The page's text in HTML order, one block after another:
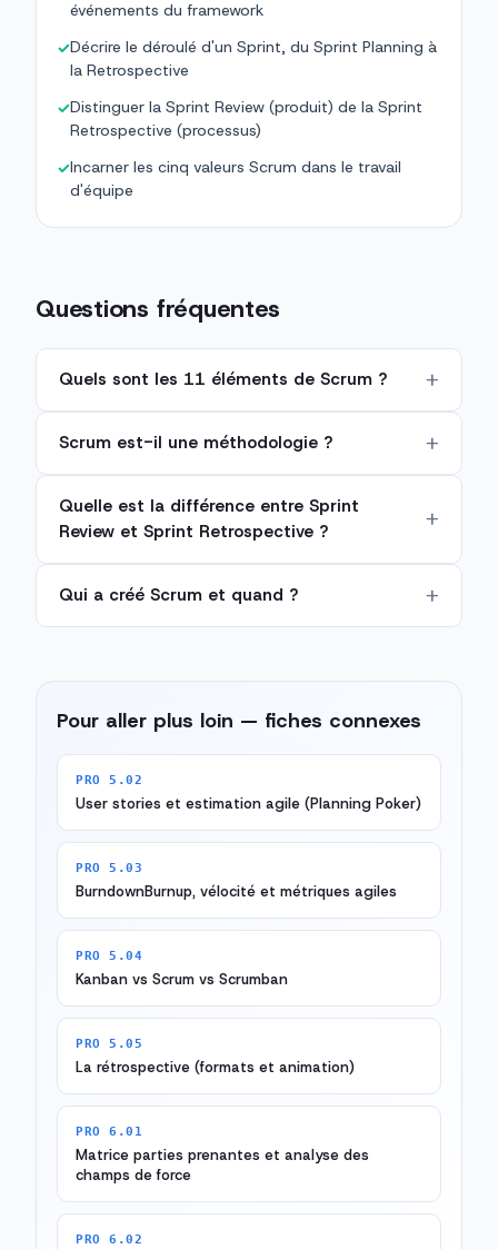
événements du framework
✓Décrire le déroulé d'un Sprint, du Sprint Planning à
la Retrospective
✓Distinguer la Sprint Review (produit) de la Sprint
Retrospective (processus)
✓Incarner les cinq valeurs Scrum dans le travail
d'équipe
Questions fréquentes
Quels sont les 11 éléments de Scrum ?
Scrum est-il une méthodologie ?
Quelle est la différence entre Sprint
Review et Sprint Retrospective ?
Qui a créé Scrum et quand ?
Pour aller plus loin — fiches connexes
PRO 5.02
User stories et estimation agile (Planning Poker)
PRO 5.03
BurndownBurnup, vélocité et métriques agiles
PRO 5.04
Kanban vs Scrum vs Scrumban
PRO 5.05
La rétrospective (formats et animation)
PRO 6.01
Matrice parties prenantes et analyse des
champs de force
PRO 6.02